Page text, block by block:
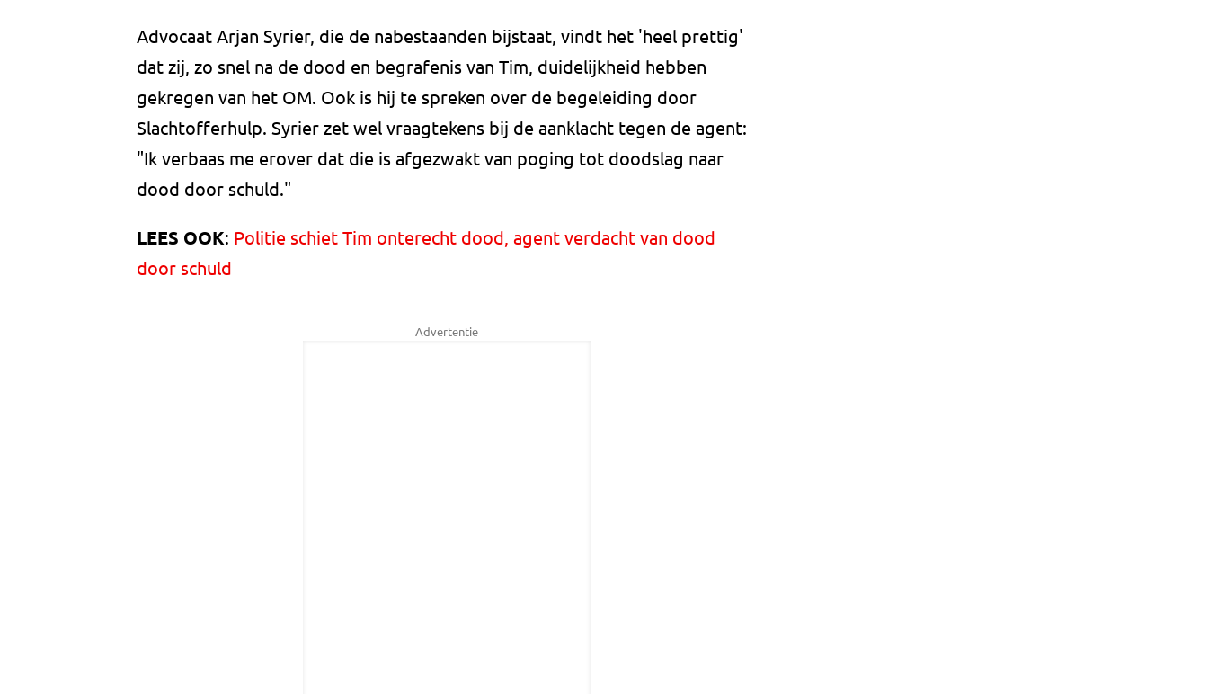
Advocaat Arjan Syrier, die de nabestaanden bijstaat, vindt het 'heel prettig'
dat zij, zo snel na de dood en begrafenis van Tim, duidelijkheid hebben
gekregen van het OM. Ook is hij te spreken over de begeleiding door
Slachtofferhulp. Syrier zet wel vraagtekens bij de aanklacht tegen de agent:
"Ik verbaas me erover dat die is afgezwakt van poging tot doodslag naar
dood door schuld."
LEES OOK: Politie schiet Tim onterecht dood, agent verdacht van dood
door schuld
Advertentie